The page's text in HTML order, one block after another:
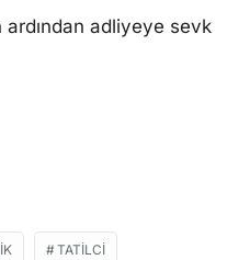
adliyeye sevk
TATILCI